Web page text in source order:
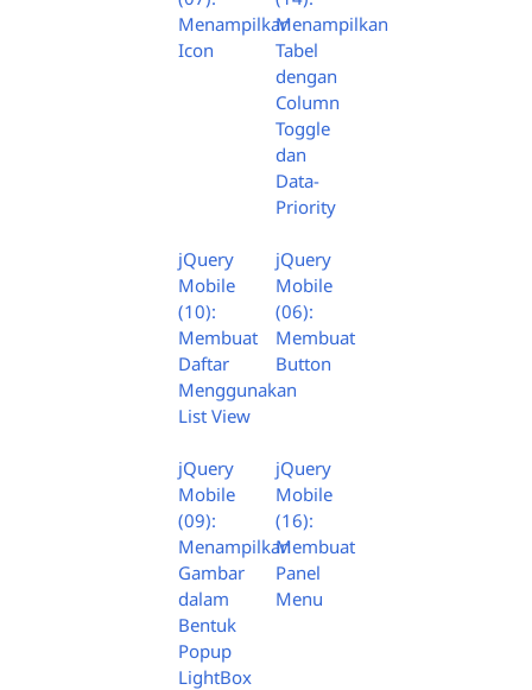
Menampilkan
Icon
Menampilkan
Tabel
dengan
Column
Toggle
dan
Data-
Priority
jQuery
Mobile
(10):
Membuat
Daftar
Menggunakan
List View
jQuery
Mobile
(06):
Membuat
Button
jQuery
Mobile
(09):
Menampilkan
Gambar
dalam
Bentuk
Popup
LightBox
jQuery
Mobile
(16):
Membuat
Panel
Menu